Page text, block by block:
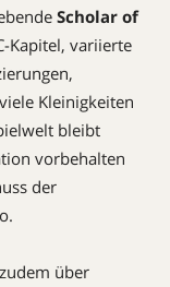
 Scholar of
Kapitel, variierte
Kleinigkeiten
bleibt
vorbehalten 
der
über